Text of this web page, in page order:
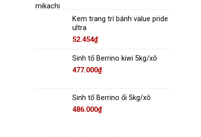
Kem trang trí bánh value pride
ultra
52.454₫
Sinh tố Berrino kiwi 5kg/xô
477.000₫
Sinh tố Berrino ổi 5kg/xô
486.000₫